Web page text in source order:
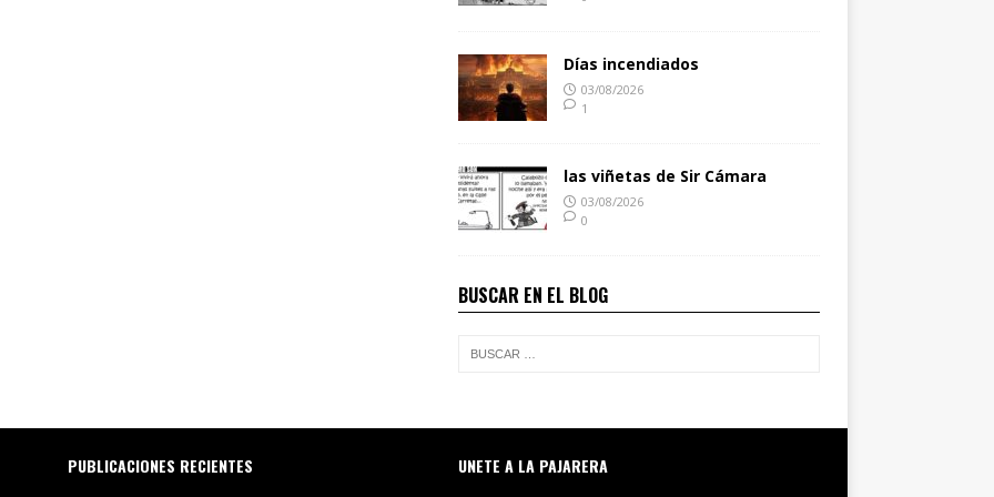
Días incendiados
03/08/2026
1
las viñetas de Sir Cámara
03/08/2026
0
BUSCAR EN EL BLOG
PUBLICACIONES RECIENTES UNETE A LA PAJARERA